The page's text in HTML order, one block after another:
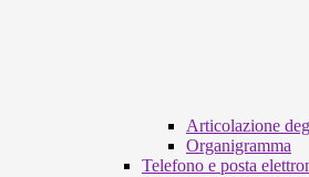
Articolazione
Organigramma
Telefono e posta